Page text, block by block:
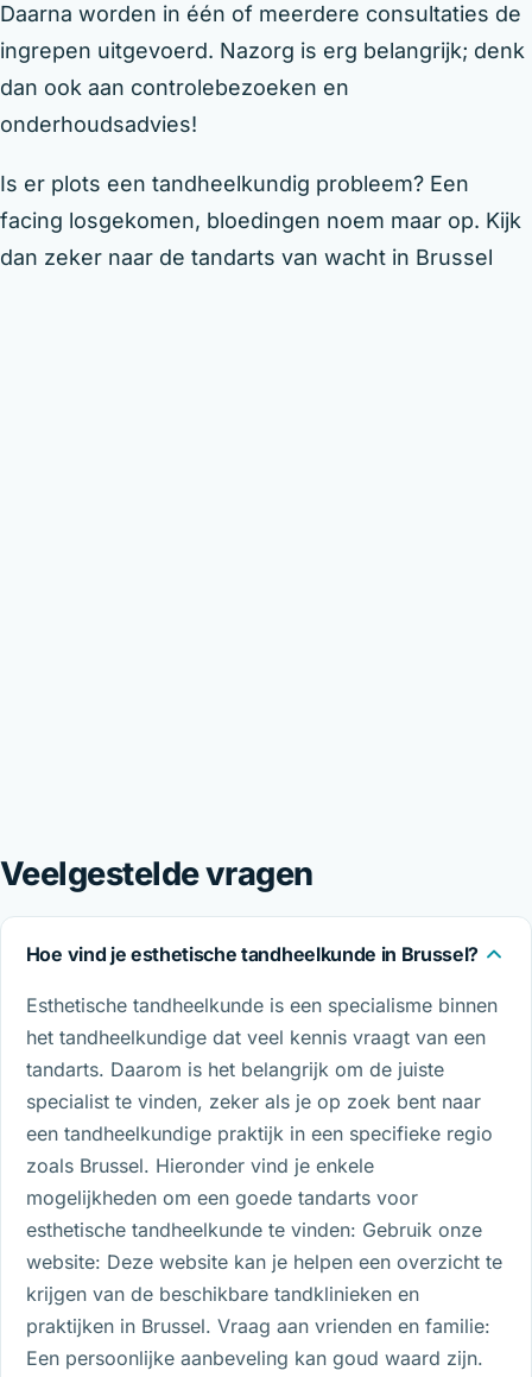
Daarna worden in één of meerdere consultaties de
ingrepen uitgevoerd. Nazorg is erg belangrijk; denk
dan ook aan controlebezoeken en
onderhoudsadvies!
Is er plots een tandheelkundig probleem? Een
facing losgekomen, bloedingen noem maar op. Kijk
dan zeker naar de tandarts van wacht in Brussel
Veelgestelde vragen
Hoe vind je esthetische tandheelkunde in Brussel?
Esthetische tandheelkunde is een specialisme binnen
het tandheelkundige dat veel kennis vraagt van een
tandarts. Daarom is het belangrijk om de juiste
specialist te vinden, zeker als je op zoek bent naar
een tandheelkundige praktijk in een specifieke regio
zoals Brussel. Hieronder vind je enkele
mogelijkheden om een goede tandarts voor
esthetische tandheelkunde te vinden: Gebruik onze
website: Deze website kan je helpen een overzicht te
krijgen van de beschikbare tandklinieken en
praktijken in Brussel. Vraag aan vrienden en familie:
Een persoonlijke aanbeveling kan goud waard zijn.